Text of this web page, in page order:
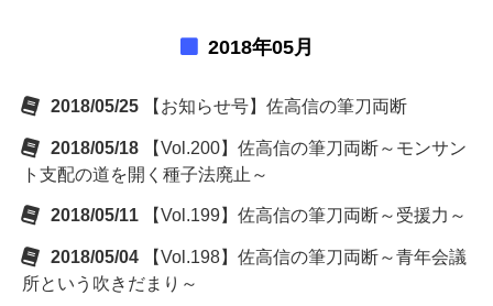
2018年05月
2018/05/25 【お知らせ号】佐高信の筆刀両断
2018/05/18
【Vol.200】佐高信の筆刀両断～モンサン
ト支配の道を開く種子法廃止～
2018/05/11 【Vol.199】佐高信の筆刀両断～受援力～
2018/05/04
【Vol.198】佐高信の筆刀両断～青年会議
所という吹きだまり～